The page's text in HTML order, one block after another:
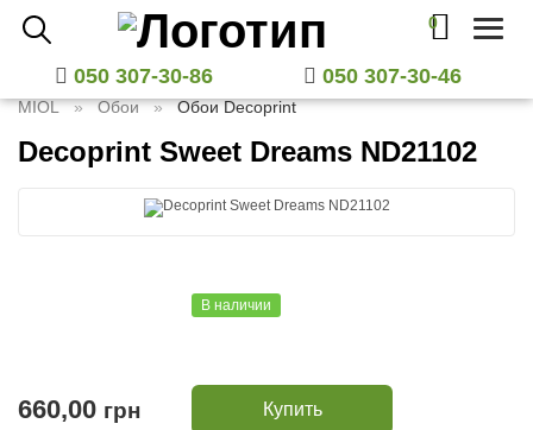
0
Toggle
050 307-30-86 050 307-30-46
MIOL Обои Обои Decoprint
Decoprint Sweet Dreams ND21102
В наличии
660,00 грн Купить